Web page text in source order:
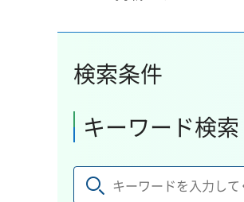
検索条件
キーワード検索